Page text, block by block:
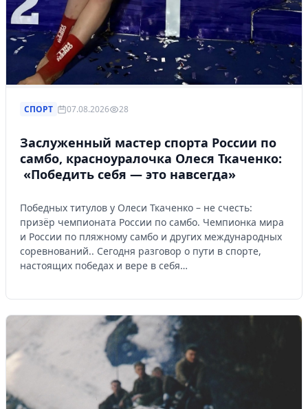
СПОРТ 07.08.2026 28
Заслуженный мастер спорта России по
самбо, красноуралочка Олеся Ткаченко:
«Победить себя — это навсегда»
Победных титулов у Олеси Ткаченко – не счесть:
призёр чемпионата России по самбо. Чемпионка мира
и России по пляжному самбо и других международных
соревнований.. Сегодня разговор о пути в спорте,
настоящих победах и вере в себя…